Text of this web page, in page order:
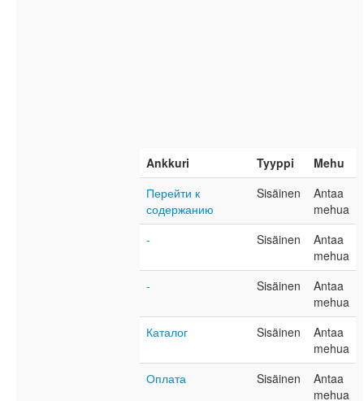
Ankkuri Tyyppi
Mehu
Перейти к
содержанию
Sisäinen
Antaa
mehua
-
Sisäinen
Antaa
mehua
-
Sisäinen
Antaa
mehua
Каталог
Sisäinen
Antaa
mehua
Оплата
Sisäinen
Antaa
mehua